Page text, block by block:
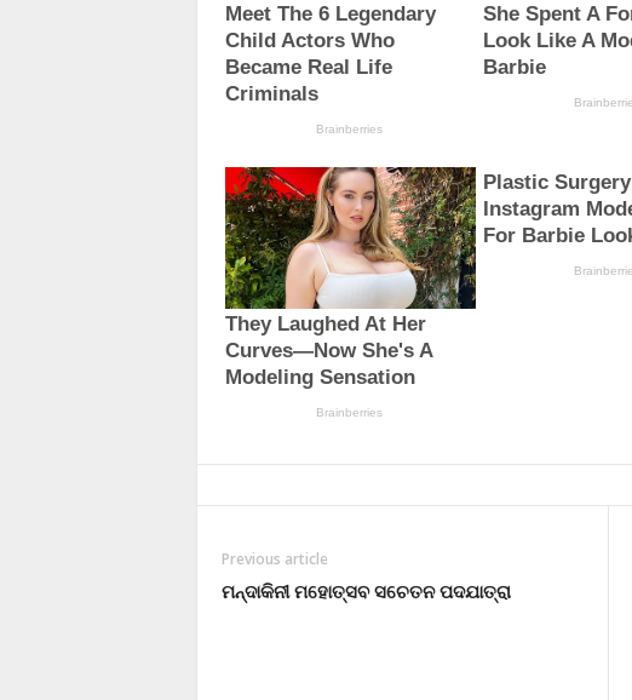
Previous article
ମନ୍ଦାକିନୀ ମହୋତ୍ସବ ସଚେତନ ପଦଯାତ୍ରା